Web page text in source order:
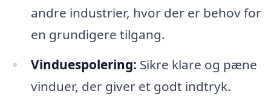
andre industrier, hvor der er behov for
en grundigere tilgang.
Vinduespolering: Sikre klare og pæne
vinduer, der giver et godt indtryk.